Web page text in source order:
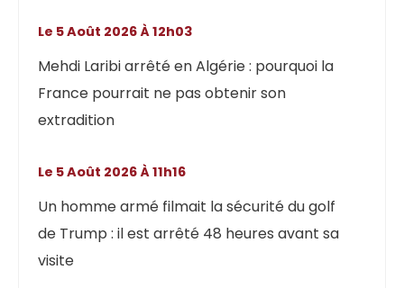
Mehdi Laribi arrêté en Algérie : pourquoi la
France pourrait ne pas obtenir son
extradition
Le 5 Août 2026 À 12h03
Un homme armé filmait la sécurité du golf
de Trump : il est arrêté 48 heures avant sa
visite
Le 5 Août 2026 À 11h16